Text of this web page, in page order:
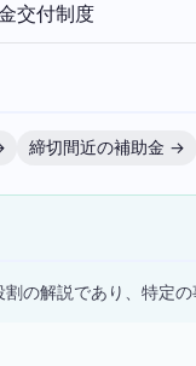
交付制度
締切間近の補助金 →
の解説であり、特定